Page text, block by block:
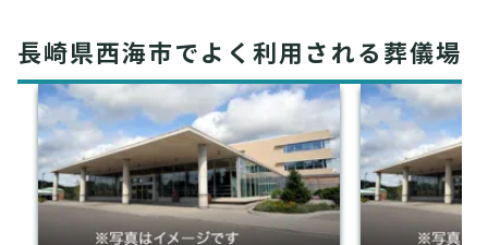
長崎県西海市でよく利用される葬儀場